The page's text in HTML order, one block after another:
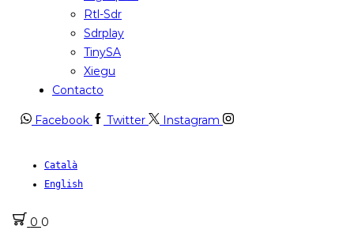
Rtl-Sdr
Sdrplay
TinySA
Xiegu
Contacto
Facebook Twitter Instagram
Català
English
0 0